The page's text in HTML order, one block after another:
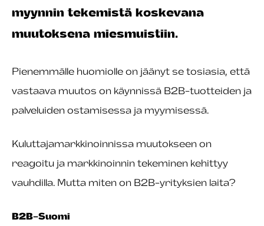
myynnin tekemistä koskevana
muutoksena miesmuistiin.
Pienemmälle huomiolle on jäänyt se tosiasia, että
vastaava muutos on käynnissä B2B-tuotteiden ja
palveluiden ostamisessa ja myymisessä.
Kuluttajamarkkinoinnissa muutokseen on
reagoitu ja markkinoinnin tekeminen kehittyy
vauhdilla. Mutta miten on B2B-yrityksien laita?
B2B-Suomi